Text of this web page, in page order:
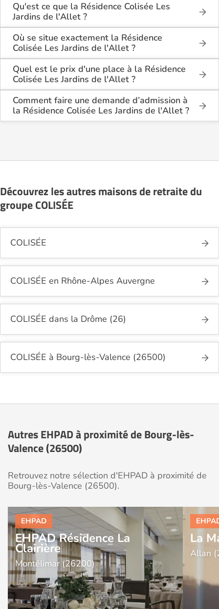
Qu'est ce que la Résidence Colisée Les
Jardins de l'Allet ?
La Résidence Colisée Les Jardins de l'Allet est une
maison de retraite médicalisée de type
hébergement temporaire , située à Bourg-lès-
Valence (26500).
Où se situe exactement la Résidence
Colisée Les Jardins de l'Allet ?
La Résidence Colisée Les Jardins de l'Allet est
située 20, Avenue Pierre-Benoit à Bourg-lès-
Valence (26500), dans la Drôme (26).
Quel est le prix d'une place à la Résidence
Colisée Les Jardins de l'Allet ?
La Résidence Colisée Les Jardins de l'Allet propose
des logements en chambre simple à partir de 2
976€ par mois, et en chambre double à partir de 2
542€ par mois.
Comment faire une demande d’admission à
la Résidence Colisée Les Jardins de l'Allet ?
La demande s’effectue directement via le formulaire
les coûts et les démarches administratives
Découvrez les autres maisons de retraite du
groupe COLISÉE
COLISÉE
COLISÉE en Rhône-Alpes Auvergne
COLISÉE dans la Drôme (26)
COLISÉE à Bourg-lès-Valence (26500)
Autres EHPAD à proximité de Bourg-lès-
Valence (26500)
Retrouvez notre sélection d'EHPAD à proximité de
Bourg-lès-Valence (26500).
EHPAD Résidence La
Clairière
Montélimar (26200)
La
Allan